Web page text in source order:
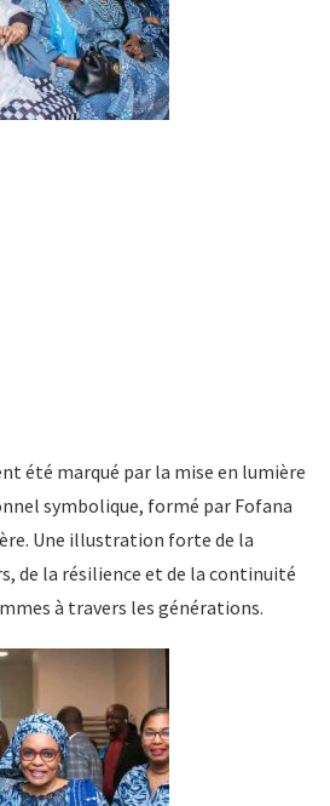
été marqué par la mise en lumière
symbolique, formé par Fofana
Une illustration forte de la
de la résilience et de la continuité
à travers les générations.